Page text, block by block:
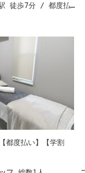
駅 徒歩7分 / 都度払
都度払い】【学割